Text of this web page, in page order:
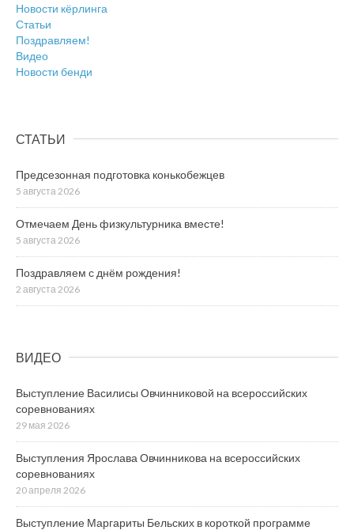
Новости кёрлинга
Статьи
Поздравляем!
Видео
Новости бенди
СТАТЬИ
Предсезонная подготовка конькобежцев
5 августа 2026
Отмечаем День физкультурника вместе!
5 августа 2026
Поздравляем с днём рождения!
2 августа 2026
ВИДЕО
Выступление Василисы Овчинниковой на всероссийских
соревнованиях
29 мая 2026
Выступления Ярослава Овчинникова на всероссийских
соревнованиях
20 апреля 2026
Выступление Маргариты Бельских в короткой программе